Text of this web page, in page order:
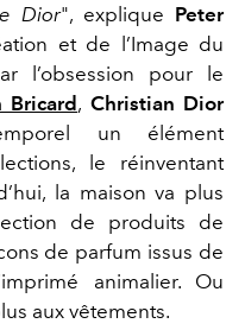
Dior", explique Peter
et de l’Image du
l’obsession pour le
Bricard , Christian Dior
un élément
le réinventant
la maison va plus
de produits de
de parfum issus de
animalier. Ou
aux vêtements.